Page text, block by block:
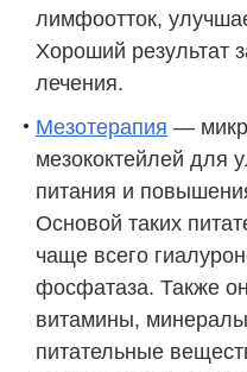
лимфоотток,
Хороший результат
лечения.
Мезотерапия —
мезококтейлей для
питания и
Основой таких
чаще всего
фосфатаза. Также
витамины,
питательные